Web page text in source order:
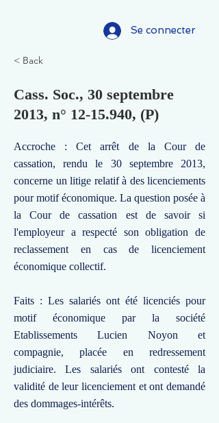
Se connecter
< Back
Cass. Soc., 30 septembre
2013, n° 12-15.940, (P)
Accroche : Cet arrêt de la Cour de
cassation, rendu le 30 septembre 2013,
concerne un litige relatif à des licenciements
pour motif économique. La question posée à
la Cour de cassation est de savoir si
l'employeur a respecté son obligation de
reclassement en cas de licenciement
économique collectif.
Faits : Les salariés ont été licenciés pour
motif économique par la société
Etablissements Lucien Noyon et
compagnie, placée en redressement
judiciaire. Les salariés ont contesté la
validité de leur licenciement et ont demandé
des dommages-intérêts.